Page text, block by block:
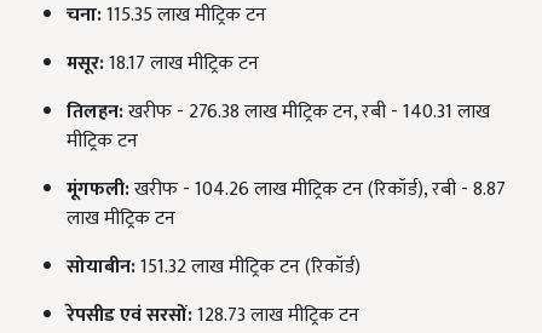
चना:115.35 लाख मीट्रिक टन
मसूर:18.17 लाख मीट्रिक टन
तिलहन:खरीफ - 276.38 लाख मीट्रिक टन, रबी - 140.31 लाख
मीट्रिक टन
मूंगफली:खरीफ - 104.26 लाख मीट्रिक टन (रिकॉर्ड), रबी - 8.87
लाख मीट्रिक टन
सोयाबीन:151.32 लाख मीट्रिक टन (रिकॉर्ड)
रेपसीड एवं सरसों:128.73 लाख मीट्रिक टन